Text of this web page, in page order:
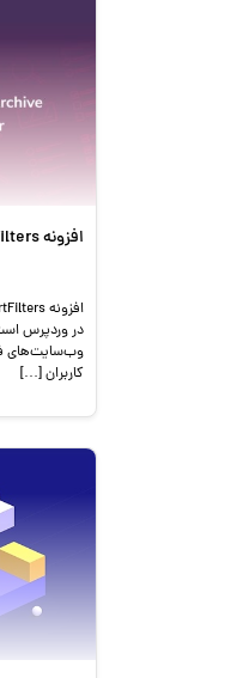
افزونه JetSmartFilters برای المنتور نسخه 3.8.4
در وردپرس
وب‌سایت‌های
کاربران […]